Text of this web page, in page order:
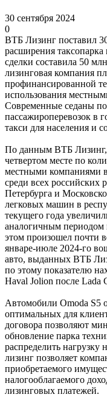
30 сентября 2024
0
ВТБ Лизинг поставил
расширения
сделки составила 50
лизинговая компания
профинансированной
использования
Современные седаны
пассажироперевозок в
такси для населения и
По данным ВТБ Лизинг,
четвертом месте по
местными компаниями
среди всех
Петербурга и
легковых машин в
текущего года
аналогичным периодом
этом произошел почти
январе-июле 2024-го
авто, выданных ВТБ
по этому показателю
Haval Jolion после Lada
Автомобили Omoda S5
оптимальных для
договора позволяют
обновление парка
распределить
лизинг позволяет
приобретаемого
налогооблагаемого
лизинговых платежей.